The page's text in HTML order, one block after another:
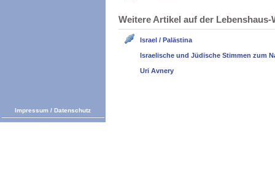
Weitere Artikel auf der
Israel / Palästina
Israelische und Jüdische Stimmen zum
Uri Avnery
Impressum / Datenschutz